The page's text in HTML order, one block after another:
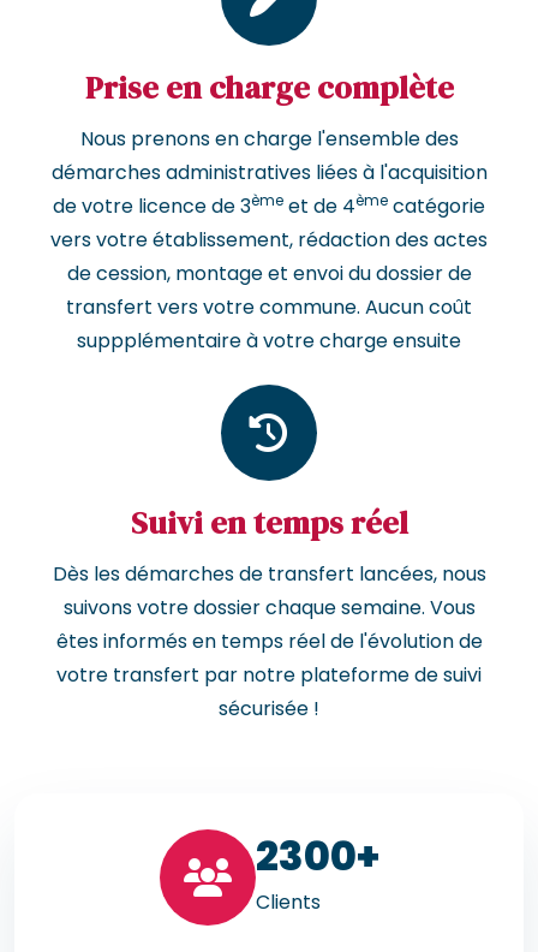
Prise en charge complète
Nous prenons en charge l'ensemble des
démarches administratives liées à l'acquisition
de votre licence de 3ème et de 4ème catégorie
vers votre établissement, rédaction des actes
de cession, montage et envoi du dossier de
transfert vers votre commune. Aucun coût
suppplémentaire à votre charge ensuite
Suivi en temps réel
Dès les démarches de transfert lancées, nous
suivons votre dossier chaque semaine. Vous
êtes informés en temps réel de l'évolution de
votre transfert par notre plateforme de suivi
sécurisée !
2300+
Clients